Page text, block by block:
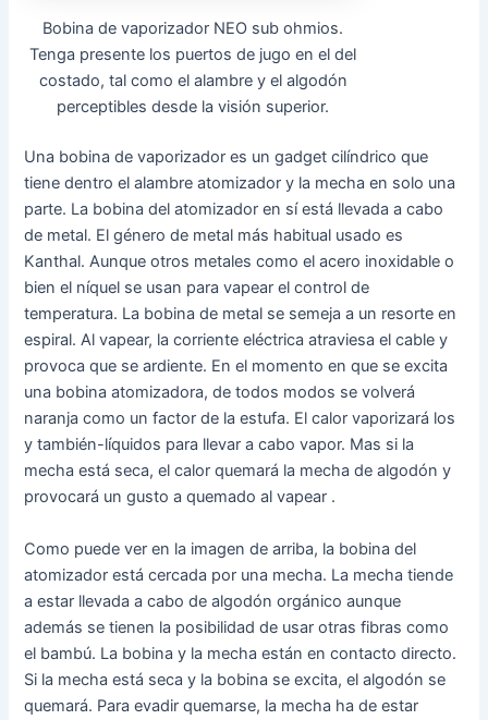
Bobina de vaporizador NEO sub ohmios.
Tenga presente los puertos de jugo en el del
costado, tal como el alambre y el algodón
perceptibles desde la visión superior.
Una bobina de vaporizador es un gadget cilíndrico que
tiene dentro el alambre atomizador y la mecha en solo una
parte. La bobina del atomizador en sí está llevada a cabo
de metal. El género de metal más habitual usado es
Kanthal. Aunque otros metales como el acero inoxidable o
bien el níquel se usan para vapear el control de
temperatura. La bobina de metal se semeja a un resorte en
espiral. Al vapear, la corriente eléctrica atraviesa el cable y
provoca que se ardiente. En el momento en que se excita
una bobina atomizadora, de todos modos se volverá
naranja como un factor de la estufa. El calor vaporizará los
y también-líquidos para llevar a cabo vapor. Mas si la
mecha está seca, el calor quemará la mecha de algodón y
provocará un gusto a quemado al vapear .
Como puede ver en la imagen de arriba, la bobina del
atomizador está cercada por una mecha. La mecha tiende
a estar llevada a cabo de algodón orgánico aunque
además se tienen la posibilidad de usar otras fibras como
el bambú. La bobina y la mecha están en contacto directo.
Si la mecha está seca y la bobina se excita, el algodón se
quemará. Para evadir quemarse, la mecha ha de estar